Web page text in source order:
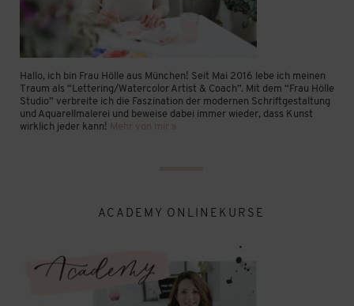
Hallo, ich bin Frau Hölle aus München! Seit Mai 2016 lebe ich meinen
Traum als “Lettering/Watercolor Artist & Coach”. Mit dem “Frau Hölle
Studio” verbreite ich die Faszination der modernen Schriftgestaltung
und Aquarellmalerei und beweise dabei immer wieder, dass Kunst
wirklich jeder kann! Mehr von mir »
ACADEMY ONLINEKURSE